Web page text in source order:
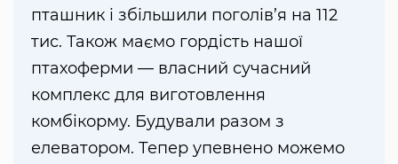
пташник і збільшили поголів’я на 112
тис. Також маємо гордість нашої
птахоферми — власний сучасний
комплекс для виготовлення
комбікорму. Будували разом з
елеватором. Тепер упевнено можемо